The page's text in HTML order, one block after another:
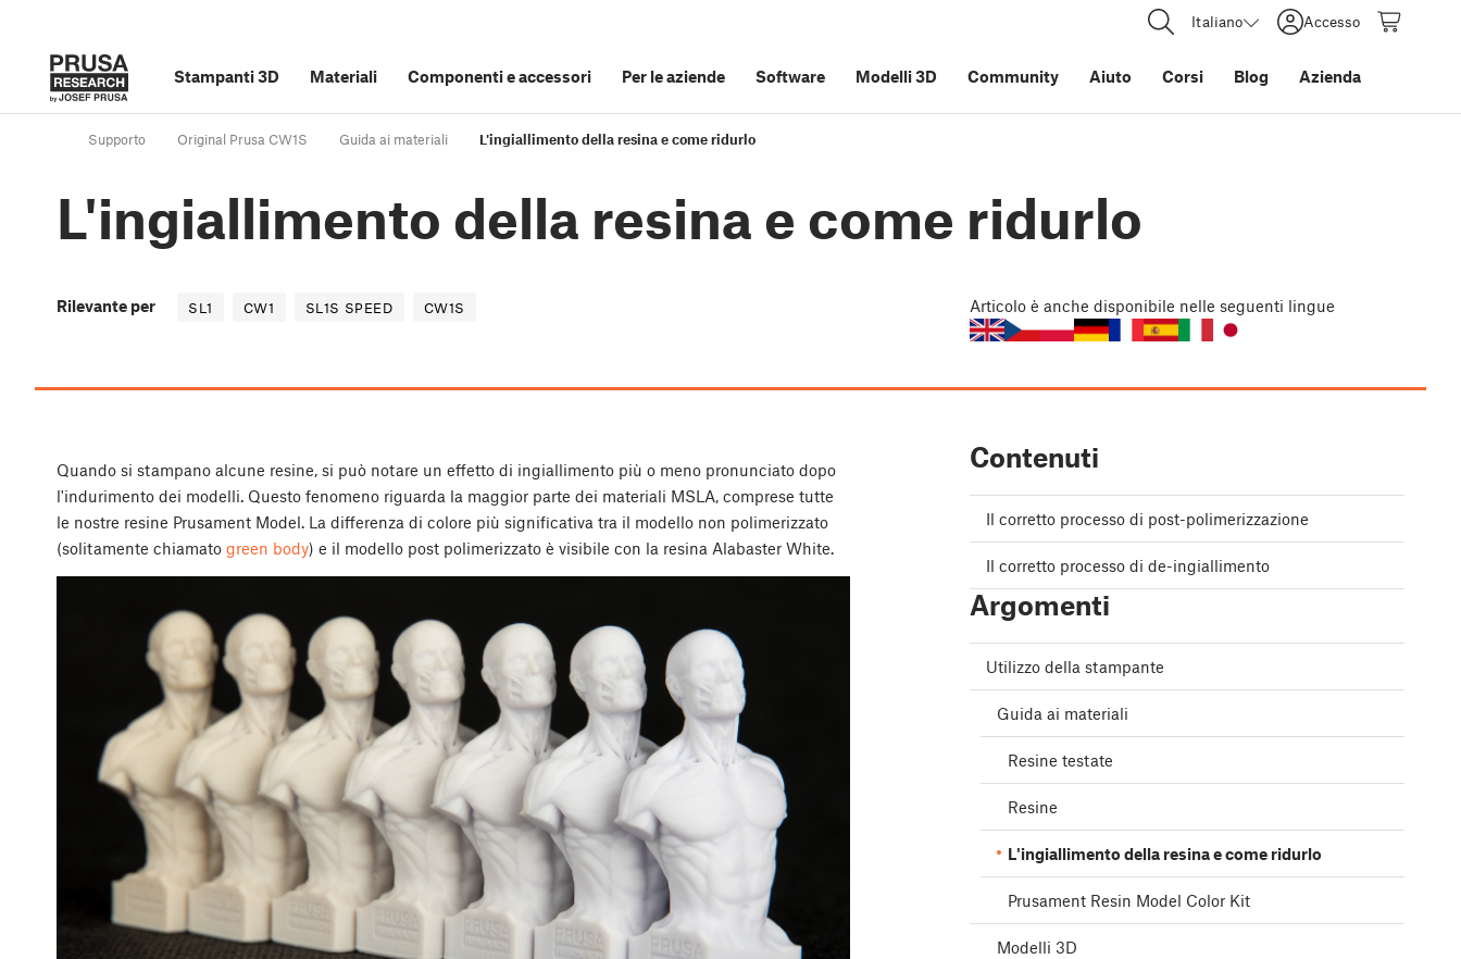
Italiano Accesso
Stampanti 3D Materiali Componenti e accessori Per le aziende Software Modelli 3D Community Aiuto Corsi Blog Azienda
Supporto Original Prusa CW1S Guida ai materiali L'ingiallimento della resina e come ridurlo
L'ingiallimento della resina e come ridurlo
Rilevante per SL1 CW1 SL1S SPEED CW1S Articolo è anche disponibile nelle seguenti lingue
Quando si stampano alcune resine, si può notare un effetto di ingiallimento più o meno pronunciato dopo
l'indurimento dei modelli. Questo fenomeno riguarda la maggior parte dei materiali MSLA, comprese tutte
le nostre resine Prusament Model. La differenza di colore più significativa tra il modello non polimerizzato
(solitamente chiamato green body) e il modello post polimerizzato è visibile con la resina Alabaster White.
Contenuti
Il corretto processo di post-polimerizzazione
Il corretto processo di de-ingiallimento
Argomenti
Utilizzo della stampante
Guida ai materiali
Resine testate
Resine
L'ingiallimento della resina e come ridurlo
Prusament Resin Model Color Kit
Modelli 3D